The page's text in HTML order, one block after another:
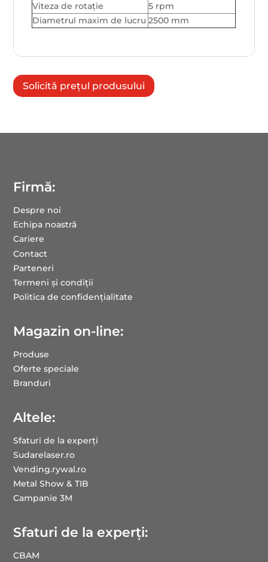
Viteza de rotație
5 rpm
Diametrul maxim de lucru 2500 mm
Solicită prețul produsului
Firmă:
Despre noi
Echipa noastră
Cariere
Contact
Parteneri
Termeni și condiții
Politica de confidențialitate
Magazin on-line:
Produse
Oferte speciale
Branduri
Altele:
Sfaturi de la experți
Sudarelaser.ro
Vending.rywal.ro
Metal Show & TIB
Campanie 3M
Sfaturi de la experți:
CBAM